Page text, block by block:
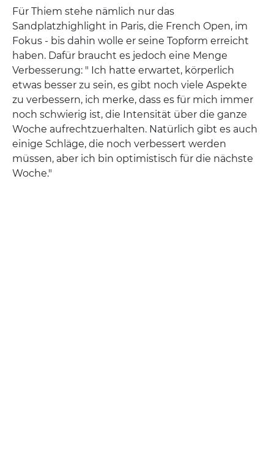
Für Thiem stehe nämlich nur das
Sandplatzhighlight in Paris, die French Open, im
Fokus - bis dahin wolle er seine Topform erreicht
haben. Dafür braucht es jedoch eine Menge
Verbesserung: " Ich hatte erwartet, körperlich
etwas besser zu sein, es gibt noch viele Aspekte
zu verbessern, ich merke, dass es für mich immer
noch schwierig ist, die Intensität über die ganze
Woche aufrechtzuerhalten. Natürlich gibt es auch
einige Schläge, die noch verbessert werden
müssen, aber ich bin optimistisch für die nächste
Woche."